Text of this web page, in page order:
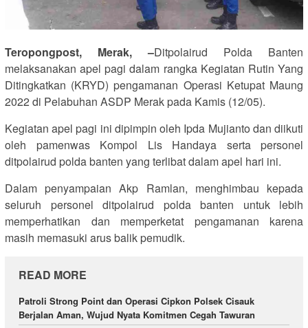
Teropongpost, Merak, –Ditpolairud Polda Banten
melaksanakan apel pagi dalam rangka Kegiatan Rutin Yang
Ditingkatkan (KRYD) pengamanan Operasi Ketupat Maung
2022 di Pelabuhan ASDP Merak pada Kamis (12/05).
Kegiatan apel pagi ini dipimpin oleh Ipda Mujianto dan diikuti
oleh pamenwas Kompol Lis Handaya serta personel
ditpolairud polda banten yang terlibat dalam apel hari ini.
Dalam penyampaian Akp Ramlan, menghimbau kepada
seluruh personel ditpolairud polda banten untuk lebih
memperhatikan dan memperketat pengamanan karena
masih memasuki arus balik pemudik.
READ MORE
Patroli Strong Point dan Operasi Cipkon Polsek Cisauk
Berjalan Aman, Wujud Nyata Komitmen Cegah Tawuran